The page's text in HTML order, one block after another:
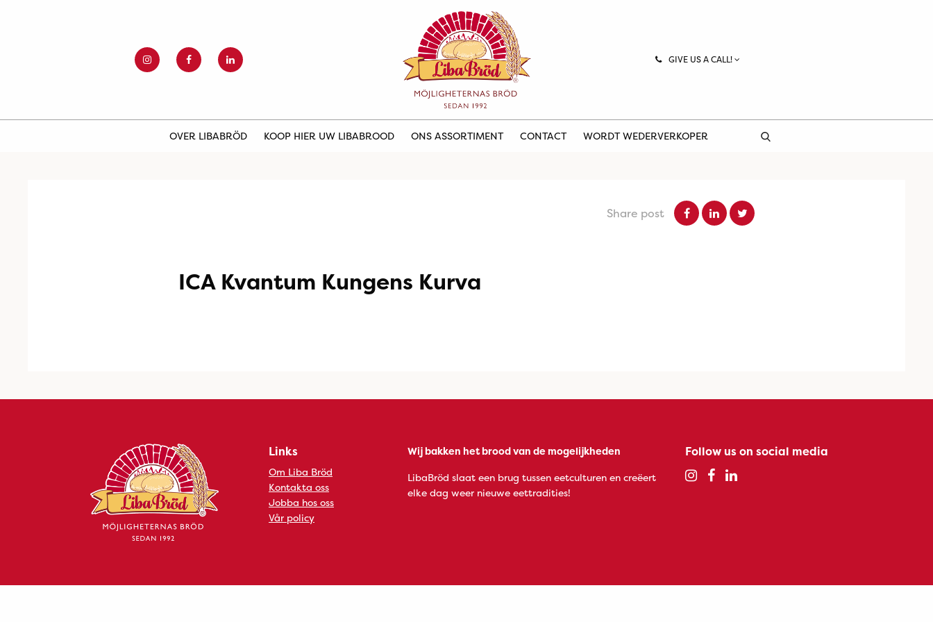
GIVE US A CALL!
OVER LIBABRÖD KOOP HIER UW LIBABROOD ONS ASSORTIMENT CONTACT WORDT WEDERVERKOPER
Share post
ICA Kvantum Kungens Kurva
Links
Om Liba Bröd
Kontakta oss
Jobba hos oss
Vår policy
Wij bakken het brood van de mogelijkheden
LibaBröd slaat een brug tussen eetculturen en creëert
elke dag weer nieuwe eettradities!
Follow us on social media